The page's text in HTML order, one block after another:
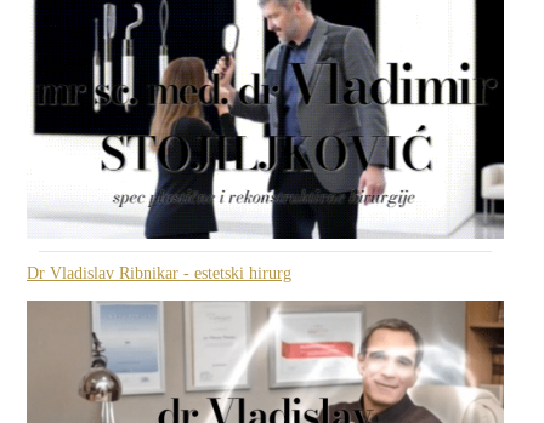
Dr Vladislav Ribnikar - estetski hirurg